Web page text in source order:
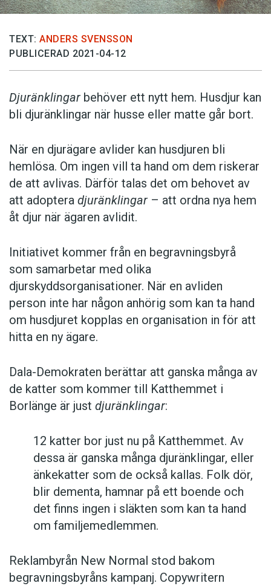
TEXT: ANDERS SVENSSON
PUBLICERAD 2021-04-12
Djuränklingar behöver ett nytt hem. Husdjur kan
bli djuränklingar när husse eller matte går bort.
När en djurägare avlider kan husdjuren bli
hemlösa. Om ingen vill ta hand om dem riskerar
de att avlivas. Därför talas det om behovet av
att adoptera djuränklingar – att ordna nya hem
åt djur när ägaren avlidit.
Initiativet kommer från en begravningsbyrå
som samarbetar med olika
djurskyddsorganisationer. När en avliden
person inte har någon anhörig som kan ta hand
om husdjuret kopplas en organisation in för att
hitta en ny ägare.
Dala-Demokraten berättar att ganska många av
de katter som kommer till Katthemmet i
Borlänge är just djuränklingar:
12 katter bor just nu på Katthemmet. Av
dessa är ganska många djuränklingar, eller
änkekatter som de också kallas. Folk dör,
blir dementa, hamnar på ett boende och
det finns ingen i släkten som kan ta hand
om familjemedlemmen.
Reklambyrån New Normal stod bakom
begravningsbyråns kampanj. Copywritern